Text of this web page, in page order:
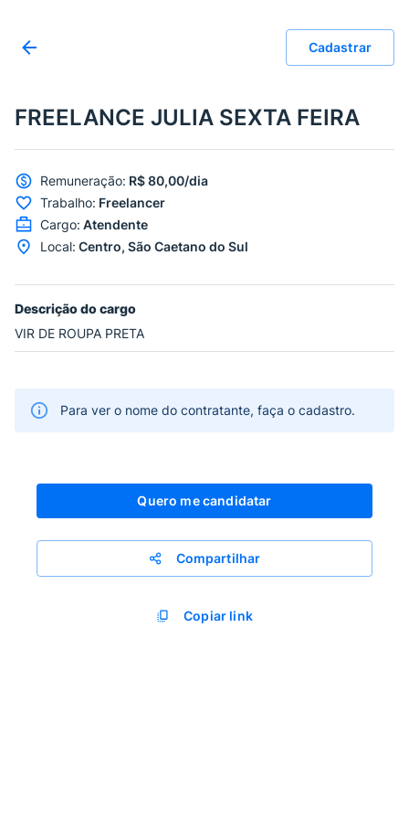
Cadastrar
FREELANCE JULIA SEXTA FEIRA
Remuneração: R$ 80,00/dia
Trabalho: Freelancer
Cargo: Atendente
Local: Centro, São Caetano do Sul
Descrição do cargo
VIR DE ROUPA PRETA
Para ver o nome do contratante, faça o cadastro.
Quero me candidatar
Compartilhar
Copiar link